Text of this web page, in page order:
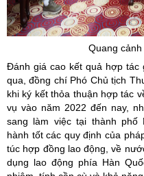
Quang cảnh
Đánh giá cao kết quả hợp tác
qua, đồng chí Phó Chủ tịch
khi ký kết thỏa thuận hợp tác
vụ vào năm 2022 đến nay,
sang làm việc tại thành phố
hành tốt các quy định của
túc hợp đồng lao động, về
dụng lao động phía Hàn